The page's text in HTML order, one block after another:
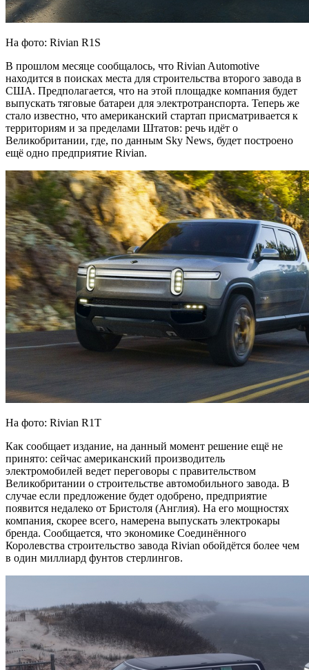
На фото: Rivian R1S
В прошлом месяце сообщалось, что Rivian Automotive
находится в поисках места для строительства второго завода в
США. Предполагается, что на этой площадке компания будет
выпускать тяговые батареи для электротранспорта. Теперь же
стало известно, что американский стартап присматривается к
территориям и за пределами Штатов: речь идёт о
Великобритании, где, по данным Sky News, будет построено
ещё одно предприятие Rivian.
На фото: Rivian R1T
Как сообщает издание, на данный момент решение ещё не
принято: сейчас американский производитель
электромобилей ведет переговоры с правительством
Великобритании о строительстве автомобильного завода. В
случае если предложение будет одобрено, предприятие
появится недалеко от Бристоля (Англия). На его мощностях
компания, скорее всего, намерена выпускать электрокары
бренда. Сообщается, что экономике Соединённого
Королевства строительство завода Rivian обойдётся более чем
в один миллиард фунтов стерлингов.